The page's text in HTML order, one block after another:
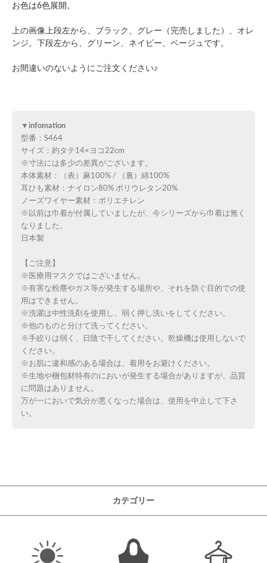
お色は6色展開。
上の画像上段左から、ブラック、グレー（完売しました）、オレ
ンジ。下段左から、グリーン、ネイビー、ベージュです。
お間違いのないようにご注文ください♪
▼infomation
型番：S464
サイズ：約タテ14×ヨコ22cm
※寸法には多少の差異がございます。
本体素材：（表）麻100% / （裏）綿100%
耳ひも素材：ナイロン80% ポリウレタン20%
ノーズワイヤー素材：ポリエチレン
※以前は巾着が付属していましたが、今シリーズから巾着は無く
なりました。
日本製
【ご注意】
※医療用マスクではございません。
※有害な粉塵やガス等が発生する場所や、それを防ぐ目的での使
用はできません。
※洗濯は中性洗剤を使用し、弱く押し洗いをしてください。
※他のものと分けて洗ってください。
※手絞りは弱く、日陰で干してください。乾燥機は使用しないで
ください。
※お肌に違和感のある場合は、着用をお避けください。
※生地や梱包材特有のにおいが発生する場合がありますが、品質
に問題はありません。
万が一においで気分が悪くなった場合は、使用を中止して下さ
い。
カテゴリー